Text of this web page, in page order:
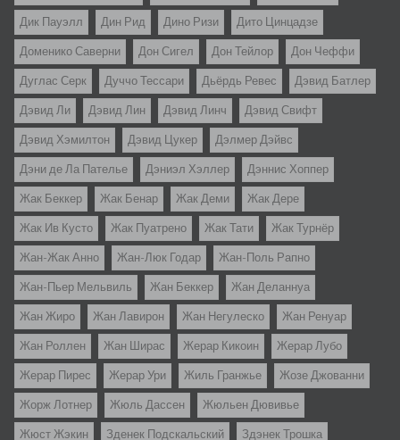
Дик Пауэлл Дин Рид Дино Ризи Дито Цинцадзе
Доменико Саверни Дон Сигел Дон Тейлор Дон Чеффи
Дуглас Серк Дуччо Тессари Дьёрдь Ревес Дэвид Батлер
Дэвид Ли Дэвид Лин Дэвид Линч Дэвид Свифт
Дэвид Хэмилтон Дэвид Цукер Дэлмер Дэйвс
Дэни де Ла Пателье Дэниэл Хэллер Дэннис Хоппер
Жак Беккер Жак Бенар Жак Деми Жак Дере
Жак Ив Кусто Жак Пуатрено Жак Тати Жак Турнёр
Жан-Жак Анно Жан-Люк Годар Жан-Поль Рапно
Жан-Пьер Мельвиль Жан Беккер Жан Деланнуа
Жан Жиро Жан Лавирон Жан Негулеско Жан Ренуар
Жан Роллен Жан Ширас Жерар Кикоин Жерар Лубо
Жерар Пирес Жерар Ури Жиль Гранжье Жозе Джованни
Жорж Лотнер Жюль Дассен Жюльен Дювивье
Жюст Жэкин Зденек Подскальский Здэнек Трошка